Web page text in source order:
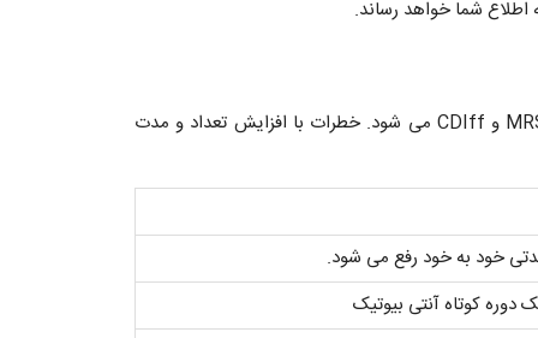
این روش جراحی نیز مانند هر روش جراحی دیگری خطرات و عوارض دارد. عوارض TURBT شامل عفونت های بیمارستانی مثل MRSA و CDIff می شود. خطرات با افزایش تعداد و مدت
خود به خود رفع می شود.
کوتاه آنتی بیوتیک